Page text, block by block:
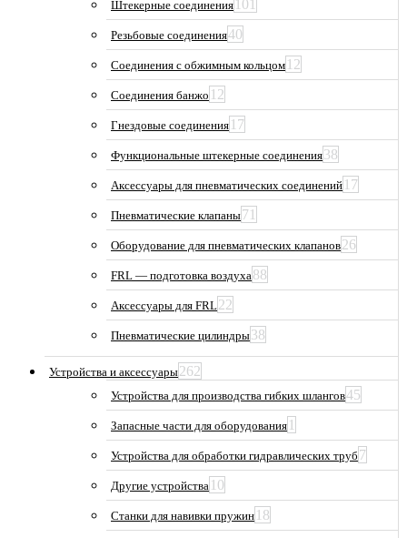
Штекерные соединения 101
Резьбовые соединения40
Соединения с обжимным кольцом 12
Соединения банжо 12
Гнездовые соединения 17
Функциональные штекерные соединения38
Аксессуары для пневматических соединений 17
Пневматические клапаны71
Оборудование для пневматических клапанов26
FRL — подготовка воздуха88
Аксессуары для FRL22
Пневматические цилиндры38
Устройства и аксессуары262
Устройства для производства гибких шлангов45
Запасные части для оборудования 1
Устройства для обработки гидравлических труб 7
Другие устройства 10
Станки для навивки пружин 18